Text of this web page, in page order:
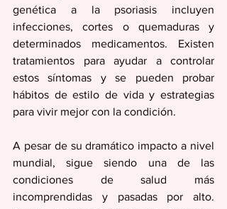
genética a la psoriasis incluyen
infecciones, cortes o quemaduras y
determinados medicamentos. Existen
tratamientos para ayudar a controlar
estos síntomas y se pueden probar
hábitos de estilo de vida y estrategias
para vivir mejor con la condición.
A pesar de su dramático impacto a nivel
mundial, sigue siendo una de las
condiciones de salud más
incomprendidas y pasadas por alto.